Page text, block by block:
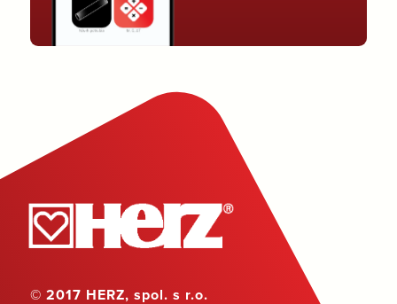
© 2017 HERZ, spol. s r.o.